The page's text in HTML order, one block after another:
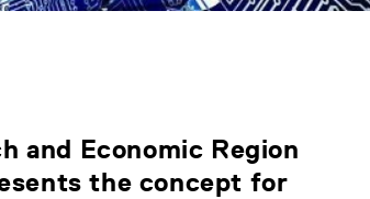
and Economic Region
the concept for